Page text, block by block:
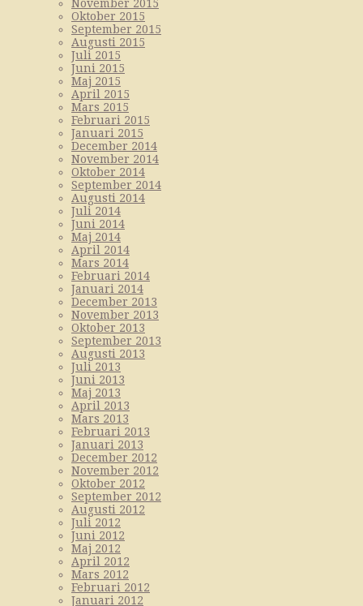
November 2015
Oktober 2015
September 2015
Augusti 2015
Juli 2015
Juni 2015
Maj 2015
April 2015
Mars 2015
Februari 2015
Januari 2015
December 2014
November 2014
Oktober 2014
September 2014
Augusti 2014
Juli 2014
Juni 2014
Maj 2014
April 2014
Mars 2014
Februari 2014
Januari 2014
December 2013
November 2013
Oktober 2013
September 2013
Augusti 2013
Juli 2013
Juni 2013
Maj 2013
April 2013
Mars 2013
Februari 2013
Januari 2013
December 2012
November 2012
Oktober 2012
September 2012
Augusti 2012
Juli 2012
Juni 2012
Maj 2012
April 2012
Mars 2012
Februari 2012
Januari 2012